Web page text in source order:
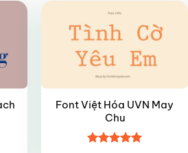
Font Việt Hóa UVN May
Chu